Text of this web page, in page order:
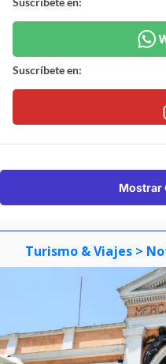
Suscríbete en:
Mostrar
Turismo & Viajes >